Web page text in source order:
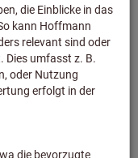
für
AP..
135,00 €